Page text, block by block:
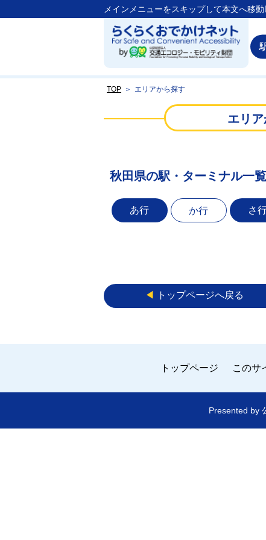
メインメニューをスキップして本文へ移
TOP ＞ エリアから探す
エリ
秋田県の駅・ターミナル一覧
あ行 か行 さ
◀︎ トップページへ戻る
トップページ このサ
Presented by